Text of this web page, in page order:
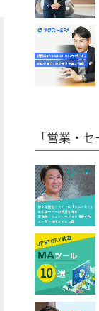
「営業・